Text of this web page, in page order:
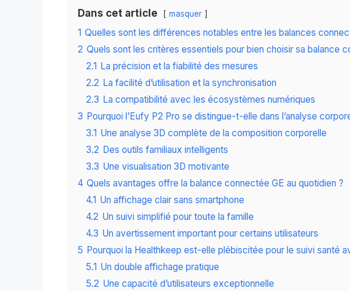
Dans cet article masquer
1 Quelles sont les différences notables entre les balances
2 Quels sont les critères essentiels pour bien choisir sa balance
2.1 La précision et la fiabilité des mesures
2.2 La facilité d’utilisation et la synchronisation
2.3 La compatibilité avec les écosystèmes numériques
3 Pourquoi l’Eufy P2 Pro se distingue-t-elle dans l’analyse
3.1 Une analyse 3D complète de la composition corporelle
3.2 Des outils familiaux intelligents
3.3 Une visualisation 3D motivante
4 Quels avantages offre la balance connectée GE au quotidien ?
4.1 Un affichage clair sans smartphone
4.2 Un suivi simplifié pour toute la famille
4.3 Un avertissement important pour certains utilisateurs
5 Pourquoi la Healthkeep est-elle plébiscitée pour le suivi santé
5.1 Un double affichage pratique
5.2 Une capacité d’utilisateurs exceptionnelle